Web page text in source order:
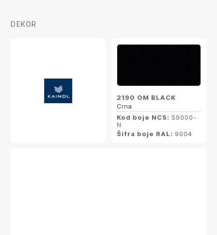
DEKOR
2190 OM BLACK
Crna
Kod boje NCS: S9000-
N
Šifra boje RAL: 9004